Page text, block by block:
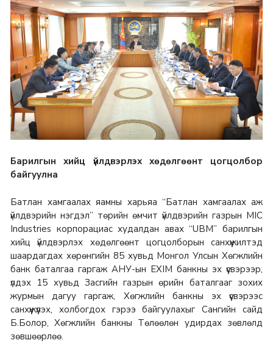
Барилгын хийц үйлдвэрлэх хөдөлгөөнт цогцолбор
байгуулна
Батлан хамгаалах яамны харьяа “Батлан хамгаалах аж
үйлдвэрийн нэгдэл” төрийн өмчит үйлдвэрийн газрын МIC
Industries корпорациас худалдан авах “UBM” барилгын
хийц үйлдвэрлэх хөдөлгөөнт цогцолборын санхүүжилтэд
шаардагдах хөрөнгийн 85 хувьд Монгол Улсын Хөгжлийн
банк баталгаа гаргаж АНУ-ын EXIM банкны эх үүсвэрээр,
үлдэх 15 хувьд Засгийн газрын өрийн баталгааг зохих
журмын дагуу гаргаж, Хөгжлийн банкны эх үүсвэрээс
санхүүжүүлэх, холбогдох гэрээ байгуулахыг Сангийн сайд
Б.Болор, Хөгжлийн банкны Төлөөлөн удирдах зөвлөлд
зөвшөөрлөө.